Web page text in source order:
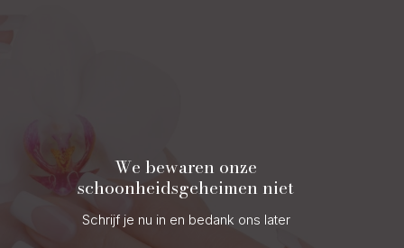
We bewaren onze
schoonheidsgeheimen niet
Schrijf je nu in en bedank ons later